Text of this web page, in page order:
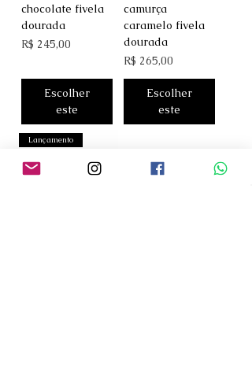
chocolate fivela
dourada
Preço
R$ 245,00
Escolher
este
camurça
caramelo fivela
dourada
Preço
R$ 265,00
Escolher
este
Lançamento